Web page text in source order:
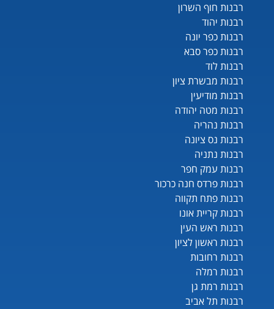
רבנות חוף השרון
רבנות יהוד
רבנות כפר יונה
רבנות כפר סבא
רבנות לוד
רבנות מבשרת ציון
רבנות מודיעין
רבנות מטה יהודה
רבנות נהריה
רבנות נס ציונה
רבנות נתניה
רבנות עמק חפר
רבנות פרדס חנה כרכור
רבנות פתח תקווה
רבנות קריית אונו
רבנות ראש העין
רבנות ראשון לציון
רבנות רחובות
רבנות רמלה
רבנות רמת גן
רבנות תל אביב